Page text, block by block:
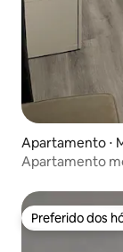
Apartamento ⋅
Apartamento
Preferido dos
Preferido dos